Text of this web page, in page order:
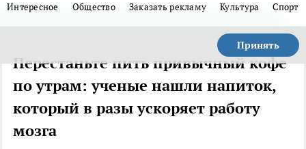
Интересное Общество Заказать рекламу Культура Спорт
Принять
Перестаньте пить привычный кофе
по утрам: ученые нашли напиток,
который в разы ускоряет работу
мозга